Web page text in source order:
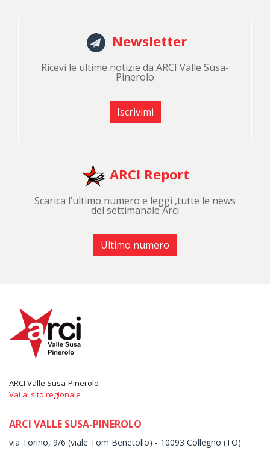
Newsletter
Ricevi le ultime notizie da ARCI Valle Susa-
Pinerolo
Iscrivimi
ARCI Report
Scarica l’ultimo numero e leggi ,tutte le news
del settimanale Arci
Ultimo numero
ARCI Valle Susa-Pinerolo
Vai al sito regionale
ARCI VALLE SUSA-PINEROLO
via Torino, 9/6 (viale Tom Benetollo) - 10093 Collegno (TO)